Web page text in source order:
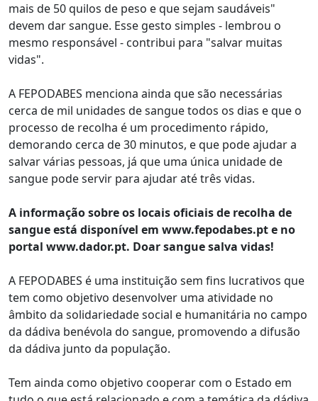
mais de 50 quilos de peso e que sejam saudáveis"
devem dar sangue. Esse gesto simples - lembrou o
mesmo responsável - contribui para "salvar muitas
vidas".
A FEPODABES menciona ainda que são necessárias
cerca de mil unidades de sangue todos os dias e que o
processo de recolha é um procedimento rápido,
demorando cerca de 30 minutos, e que pode ajudar a
salvar várias pessoas, já que uma única unidade de
sangue pode servir para ajudar até três vidas.
A informação sobre os locais oficiais de recolha de
sangue está disponível em www.fepodabes.pt e no
portal www.dador.pt. Doar sangue salva vidas!
A FEPODABES é uma instituição sem fins lucrativos que
tem como objetivo desenvolver uma atividade no
âmbito da solidariedade social e humanitária no campo
da dádiva benévola do sangue, promovendo a difusão
da dádiva junto da população.
Tem ainda como objetivo cooperar com o Estado em